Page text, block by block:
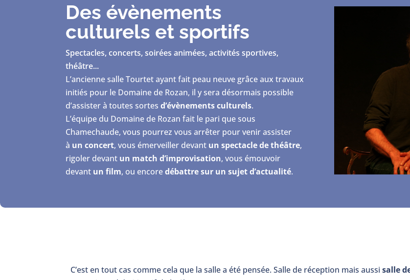
Des évènements
culturels et sportifs
Spectacles, concerts, soirées animées, activités sportives,
théâtre...
L’ancienne salle Tourtet ayant fait peau neuve grâce aux travaux
initiés pour le Domaine de Rozan, il y sera désormais possible
d’assister à toutes sortesd’évènements culturels.
L’équipe du Domaine de Rozan fait le pari que sous
Chamechaude, vous pourrez vous arrêter pour venir assister
à un concert, vous émerveiller devant un spectacle de théâtre,
rigoler devant un match d’improvisation, vous émouvoir
devant un film, ou encoredébattre sur un sujet d’actualité.
C’est en tout cas comme cela que la salle a été pensée. Salle de réception mais aussisalle